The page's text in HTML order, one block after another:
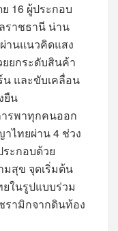
16 ผู้ประกอบ
ราชธานี น่าน
านแนวคิดแสง
ยกระดับสินค้า
และขับเคลื่อน
ยืน
รพาทุกคนออก
ไทยผ่าน 4 ช่วง
ะกอบด้วย
มสุข จุดเริ่มต้น
ในรูปแบบร่วม
รามิกจากดินท้อง